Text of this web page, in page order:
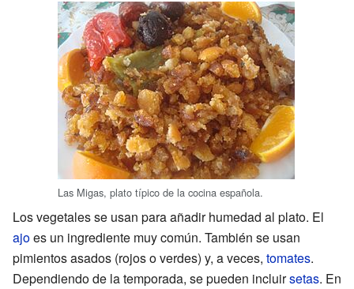
Las Migas, plato típico de la cocina española.
Los vegetales se usan para añadir humedad al plato. El
ajoes un ingrediente muy común. También se usan
pimientos asados (rojos o verdes) y, a veces, tomates.
Dependiendo de la temporada, se pueden incluirsetas. En